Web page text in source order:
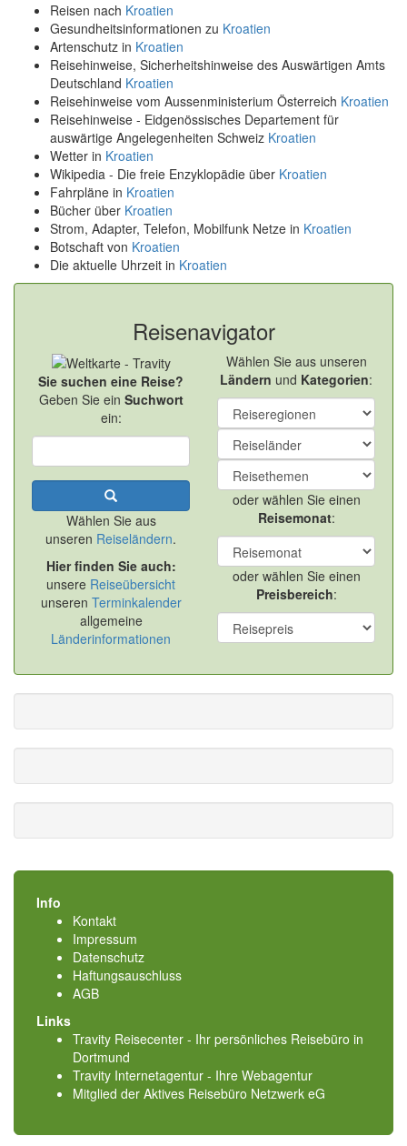
Reisen nach Kroatien
Gesundheitsinformationen zu Kroatien
Artenschutz in Kroatien
Reisehinweise, Sicherheitshinweise des Auswärtigen Amts
Deutschland Kroatien
Reisehinweise vom Aussenministerium Österreich Kroatien
Reisehinweise - Eidgenössisches Departement für
auswärtige Angelegenheiten Schweiz Kroatien
Wetter in Kroatien
Wikipedia - Die freie Enzyklopädie über Kroatien
Fahrpläne in Kroatien
Bücher über Kroatien
Strom, Adapter, Telefon, Mobilfunk Netze in Kroatien
Botschaft von Kroatien
Die aktuelle Uhrzeit in Kroatien
Reisenavigator
Sie suchen eine Reise?
Geben Sie ein Suchwort
ein:
Wählen Sie aus
unseren Reiseländern.
Hier finden Sie auch:
unsere Reiseübersicht
unseren Terminkalender
allgemeine
Länderinformationen
Wählen Sie aus unseren
Ländern und Kategorien:
oder wählen Sie einen
Reisemonat:
oder wählen Sie einen
Preisbereich:
Info
Kontakt
Impressum
Datenschutz
Haftungsauschluss
AGB
Links
Travity Reisecenter - Ihr persönliches Reisebüro in
Dortmund
Travity Internetagentur - Ihre Webagentur
Mitglied der Aktives Reisebüro Netzwerk eG